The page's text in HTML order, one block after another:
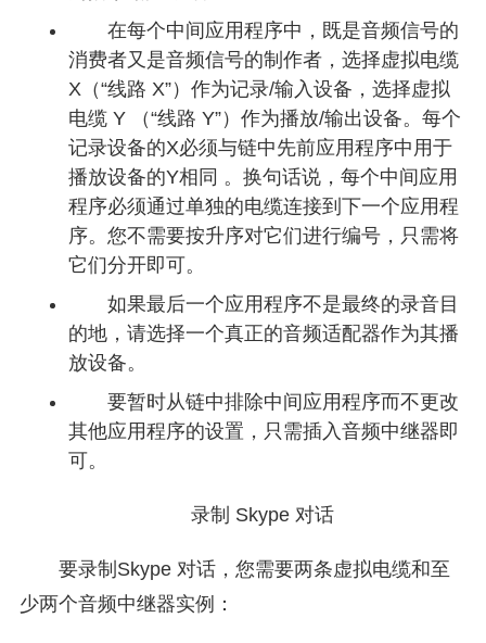
在每个中间应用程序中，既是音频信号的
消费者又是音频信号的制作者，选择虚拟电缆
X（“线路 X”）作为记录/输入设备，选择虚拟
电缆 Y （“线路 Y”）作为播放/输出设备。每个
记录设备的X必须与链中先前应用程序中用于
播放设备的Y相同 。换句话说，每个中间应用
程序必须通过单独的电缆连接到下一个应用程
序。您不需要按升序对它们进行编号，只需将
它们分开即可。
如果最后一个应用程序不是最终的录音目
的地，请选择一个真正的音频适配器作为其播
放设备。
要暂时从链中排除中间应用程序而不更改
其他应用程序的设置，只需插入音频中继器即
可。
录制 Skype 对话
要录制Skype 对话，您需要两条虚拟电缆和至
少两个音频中继器实例：